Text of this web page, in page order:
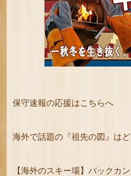
保守速報の応援はこちらへ
海外で話題の『祖先の図』は
【海外のスキー場】バックカ